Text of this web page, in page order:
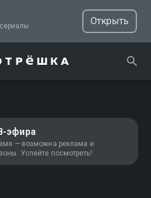
ТВ, фильмы и сериалы
Открыть
эфира
— возможна реклама и
Успейте посмотреть!